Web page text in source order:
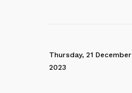
Thursday, 21 December
2023